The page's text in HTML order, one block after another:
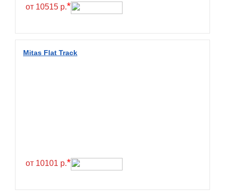
от 10515 р.*
Mitas Flat Track
от 10101 р.*